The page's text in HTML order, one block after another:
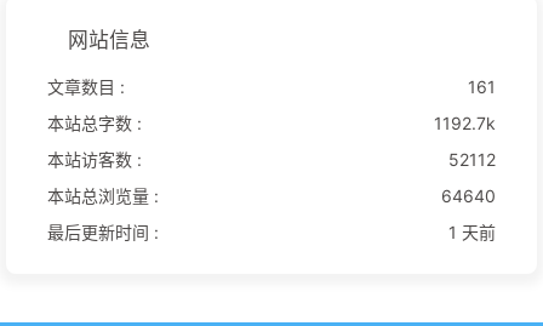
网站信息
文章数目 :
161
本站总字数 :
1192.7k
本站访客数 :
52112
本站总浏览量 :
64640
最后更新时间 :
1 天前